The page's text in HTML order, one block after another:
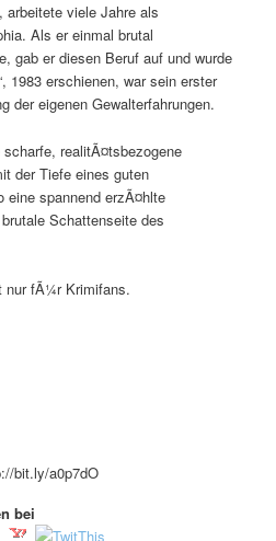
arbeitete viele Jahre als
Als er einmal brutal
gab er diesen Beruf auf und wurde
1983 erschienen, war sein erster
der eigenen Gewalterfahrungen.
realitÃ¤tsbezogene
der Tiefe eines guten
spannend erzÃ¤hlte
Schattenseite des
nur fÃ¼r Krimifans.
bit.ly/a0p7dO
bei